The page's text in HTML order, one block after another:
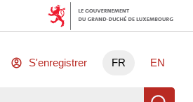
S'enregistrer FR EN